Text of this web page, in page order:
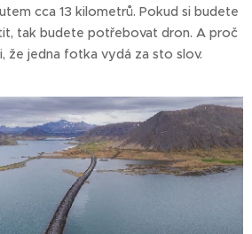
cca 13 kilometrů. Pokud si budete
tak budete potřebovat dron. A proč
že jedna fotka vydá za sto slov.